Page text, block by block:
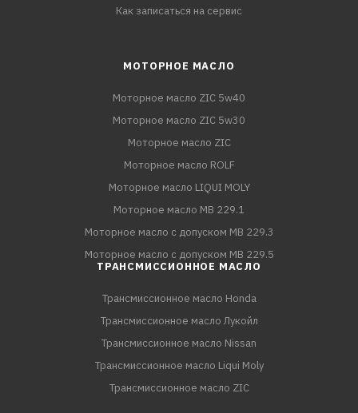
Как записаться на сервис
МОТОРНОЕ МАСЛО
Моторное масло ZIC 5w40
Моторное масло ZIC 5w30
Моторное масло ZIC
Моторное масло ROLF
Моторное масло LIQUI MOLY
Моторное масло MB 229.1
Моторное масло с допуском MB 229.3
Моторное масло с допуском MB 229.5
ТРАНСМИССИОННОЕ МАСЛО
Трансмиссионное масло Honda
Трансмиссионное масло Лукойл
Трансмиссионное масло Nissan
Трансмиссионное масло Liqui Moly
Трансмиссионное масло ZIC